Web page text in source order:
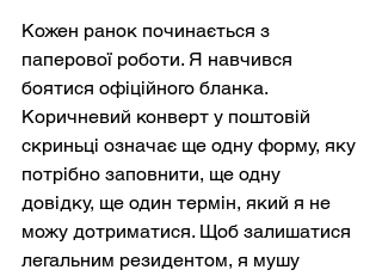
Кожен ранок починається з
паперової роботи. Я навчився
боятися офіційного бланка.
Коричневий конверт у поштовій
скриньці означає ще одну форму, яку
потрібно заповнити, ще одну
довідку, ще один термін, який я не
можу дотриматися. Щоб залишатися
легальним резидентом, я мушу